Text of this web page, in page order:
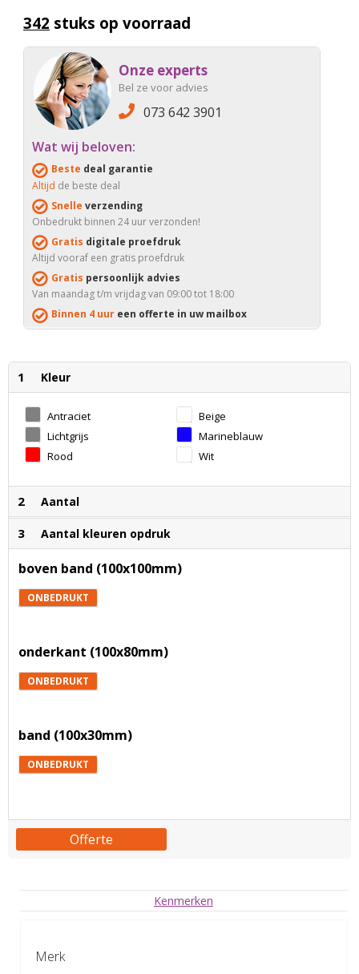
342 stuks op voorraad
Onze experts
Bel ze voor advies
073 642 3901
Wat wij beloven:
Beste deal garantie
Altijd de beste deal
Snelle verzending
Onbedrukt binnen 24 uur verzonden!
Gratis digitale proefdruk
Altijd vooraf een gratis proefdruk
Gratis persoonlijk advies
Van maandag t/m vrijdag van 09:00 tot 18:00
Binnen 4 uur een offerte in uw mailbox
1 Kleur
Antraciet
Beige
Lichtgrijs
Marineblauw
Rood
Wit
2 Aantal
3 Aantal kleuren opdruk
boven band (100x100mm)
ONBEDRUKT
onderkant (100x80mm)
ONBEDRUKT
band (100x30mm)
ONBEDRUKT
Offerte
Kenmerken
Merk